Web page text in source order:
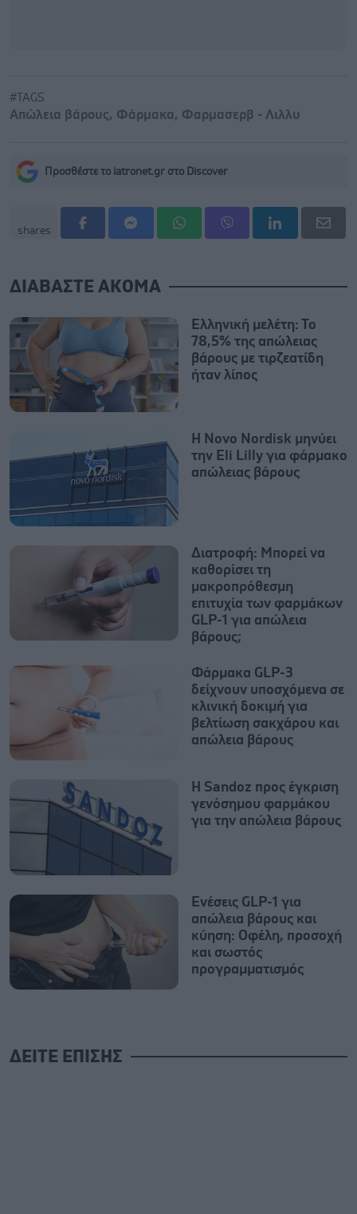
#TAGS
Απώλεια βάρους, Φάρμακα, Φαρμασερβ - Λιλλυ
Προσθέστε το iatronet.gr στο Discover
shares
ΔΙΑΒΑΣΤΕ ΑΚΟΜΑ
Ελληνική μελέτη: Το
78,5% της απώλειας
βάρους με τιρζεατίδη
ήταν λίπος
Η Novo Nordisk μηνύει
την Eli Lilly για φάρμακο
απώλειας βάρους
Διατροφή: Μπορεί να
καθορίσει τη
μακροπρόθεσμη
επιτυχία των φαρμάκων
GLP-1 για απώλεια
βάρους;
Φάρμακα GLP-3
δείχνουν υποσχόμενα σε
κλινική δοκιμή για
βελτίωση σακχάρου και
απώλεια βάρους
Η Sandoz προς έγκριση
γενόσημου φαρμάκου
για την απώλεια βάρους
Ενέσεις GLP-1 για
απώλεια βάρους και
κύηση: Oφέλη, προσοχή
και σωστός
προγραμματισμός
ΔΕΙΤΕ ΕΠΙΣΗΣ